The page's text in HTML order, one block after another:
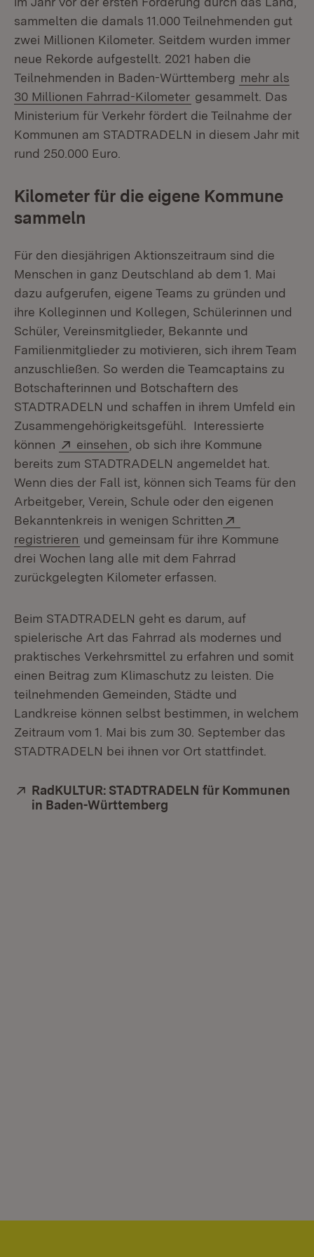
sammelten die damals 11.000 Teilnehmenden gut
zwei Millionen Kilometer. Seitdem wurden immer
neue Rekorde aufgestellt. 2021 haben die
Teilnehmenden in Baden-Württemberg mehr als
30 Millionen Fahrrad-Kilometer gesammelt. Das
Ministerium für Verkehr fördert die Teilnahme der
Kommunen am STADTRADELN in diesem Jahr mit
rund 250.000 Euro.
Kilometer für die eigene Kommune
sammeln
Für den diesjährigen Aktionszeitraum sind die
Menschen in ganz Deutschland ab dem 1. Mai
dazu aufgerufen, eigene Teams zu gründen und
ihre Kolleginnen und Kollegen, Schülerinnen und
Schüler, Vereinsmitglieder, Bekannte und
Familienmitglieder zu motivieren, sich ihrem Team
anzuschließen. So werden die Teamcaptains zu
Botschafterinnen und Botschaftern des
STADTRADELN und schaffen in ihrem Umfeld ein
Zusammengehörigkeitsgefühl. Interessierte
können
Extern:
einsehen (Öffnet in neuem Fenster)
, ob sich ihre Kommune
bereits zum STADTRADELN angemeldet hat.
Wenn dies der Fall ist, können sich Teams für den
Arbeitgeber, Verein, Schule oder den eigenen
Bekanntenkreis in wenigen Schritten
registrieren (Öffnet in neuem Fenster)
und gemeinsam für ihre Kommune
drei Wochen lang alle mit dem Fahrrad
zurückgelegten Kilometer erfassen.
Beim STADTRADELN geht es darum, auf
spielerische Art das Fahrrad als modernes und
praktisches Verkehrsmittel zu erfahren und somit
einen Beitrag zum Klimaschutz zu leisten. Die
teilnehmenden Gemeinden, Städte und
Landkreise können selbst bestimmen, in welchem
Zeitraum vom 1. Mai bis zum 30. September das
STADTRADELN bei ihnen vor Ort stattfindet.
Extern:
RadKULTUR: STADT­RA­DELN für Kom­mu­nen
in Baden-Würt­tem­berg